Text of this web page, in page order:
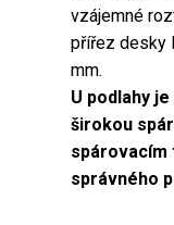
vzájemné
přířez desky
mm.
U podlahy
širokou
spárovacím
správného